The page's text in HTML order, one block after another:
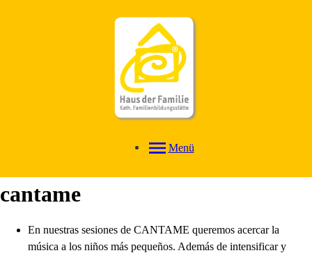
Menü
cantame
En nuestras sesiones de CANTAME queremos acercar la
música a los niños más pequeños. Además de intensificar y